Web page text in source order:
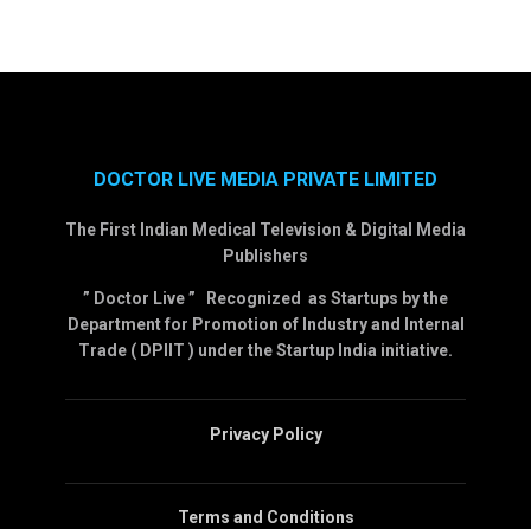
DOCTOR LIVE MEDIA PRIVATE LIMITED
The First Indian Medical Television & Digital Media
Publishers
” Doctor Live ” Recognized as Startups by the
Department for Promotion of Industry and Internal
Trade ( DPIIT ) under the Startup India initiative.
Privacy Policy
Terms and Conditions